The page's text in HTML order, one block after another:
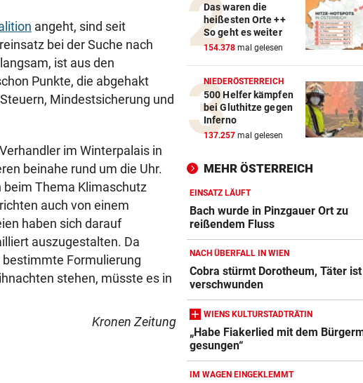
angeht, sind seit
bei der Suche nach
ist aus den
Punkte, die abgehakt
Mindestsicherung und
im Winterpalais in
beinahe rund um die Uhr.
Thema Klimaschutz
auch von einem
haben sich darauf
auszugestalten. Da
Formulierung
stehen, müsste es in
Kronen Zeitung
WIENS KULTURSTADTRÄTIN vor
„Habe Fiakerlied mit dem
Bürgermeister gesungen“
2. LIGA
Wacker fordert den großen
Aufstiegsfavoriten
FIFA IN DER KRITIK vor
Wie Infantino jetzt in den
Angriffsmodus schaltet
LEIPZIGS SEIWALD
„Er ist wie der Liebling aller
Schwiegermütter!“
NHL-ASS HAUTNAH vor 2
Marco Kasper: „Brenne fürs
Eishockey wie mit 16!“
Das waren die
heißesten Orte ++
So geht es weiter
154.378 mal gelesen
NIEDERÖSTERREICH
500 Helfer kämpfen
bei Gluthitze gegen
Inferno
137.257 mal gelesen
MEHR ÖSTERREICH
EINSATZ LÄUFT
Bach wurde in Pinzgauer Ort zu
reißendem Fluss
NACH ÜBERFALL IN WIEN
Cobra stürmt Dorotheum, Täter ist
verschwunden
WIENS KULTURSTADTRÄTIN
„Habe Fiakerlied mit dem
gesungen“
IM WAGEN EINGEKLEMMT